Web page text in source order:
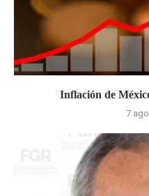
Inflación de
7